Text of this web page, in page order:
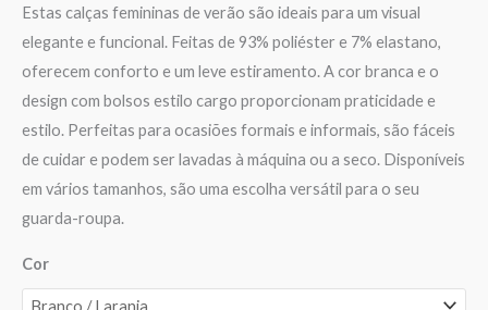
classificação
de cliente
Estas calças femininas de verão são ideais para um visual
elegante e funcional. Feitas de 93% poliéster e 7% elastano,
oferecem conforto e um leve estiramento. A cor branca e o
design com bolsos estilo cargo proporcionam praticidade e
estilo. Perfeitas para ocasiões formais e informais, são fáceis
de cuidar e podem ser lavadas à máquina ou a seco. Disponíveis
em vários tamanhos, são uma escolha versátil para o seu
guarda-roupa.
Cor